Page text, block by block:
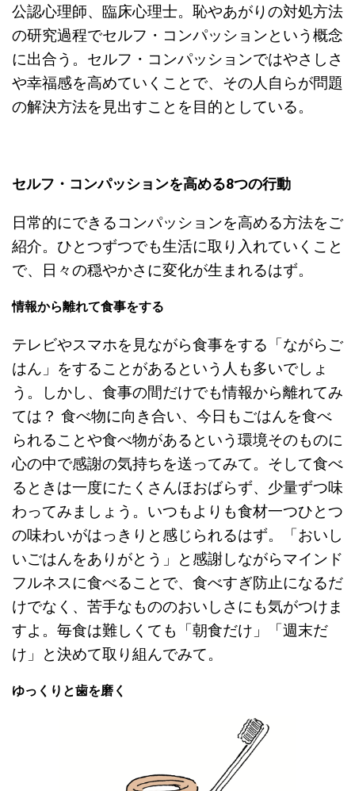
公認心理師、臨床心理士。恥やあがりの対処方法
の研究過程でセルフ・コンパッションという概念
に出合う。セルフ・コンパッションではやさしさ
や幸福感を高めていくことで、その人自らが問題
の解決方法を見出すことを目的としている。
セルフ・コンパッションを高める8つの行動
日常的にできるコンパッションを高める方法をご
紹介。ひとつずつでも生活に取り入れていくこと
で、日々の穏やかさに変化が生まれるはず。
情報から離れて食事をする
テレビやスマホを見ながら食事をする「ながらご
はん」をすることがあるという人も多いでしょ
う。しかし、食事の間だけでも情報から離れてみ
ては？ 食べ物に向き合い、今日もごはんを食べ
られることや食べ物があるという環境そのものに
心の中で感謝の気持ちを送ってみて。そして食べ
るときは一度にたくさんほおばらず、少量ずつ味
わってみましょう。いつもよりも食材一つひとつ
の味わいがはっきりと感じられるはず。「おいし
いごはんをありがとう」と感謝しながらマインド
フルネスに食べることで、食べすぎ防止になるだ
けでなく、苦手なもののおいしさにも気がつけま
すよ。毎食は難しくても「朝食だけ」「週末だ
け」と決めて取り組んでみて。
ゆっくりと歯を磨く